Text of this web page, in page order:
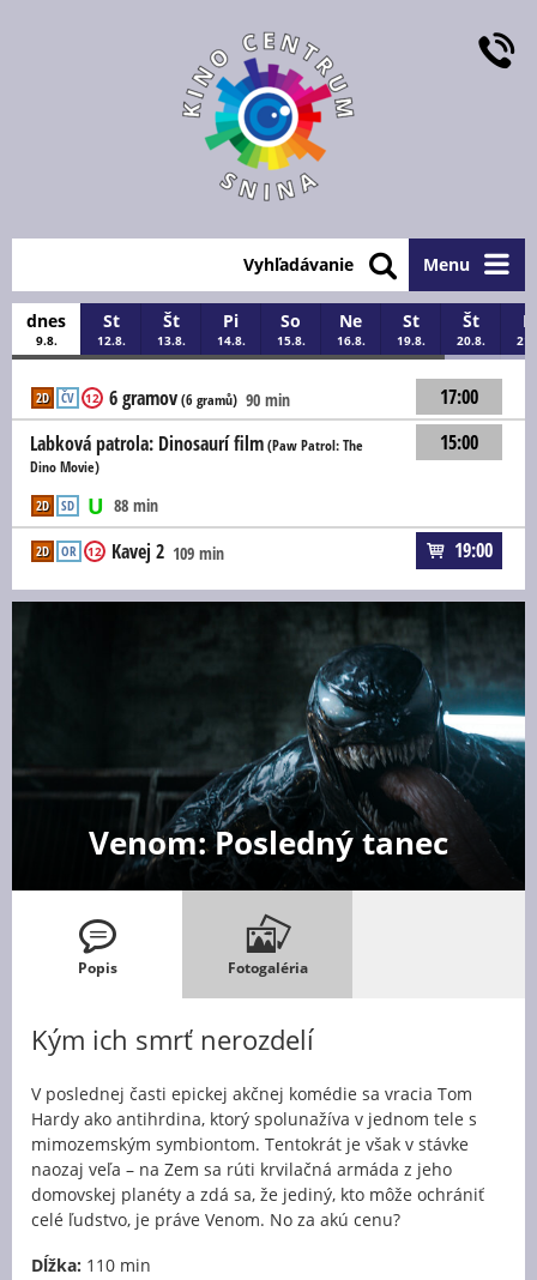
Menu
Vyhľadávanie
dnes
9.8.
St
12.8.
Št
13.8.
Pi
14.8.
So
15.8.
Ne
16.8.
St
19.8.
Št
20.8.
Pi
6 gramov(6 gramů) 90 min
2D ČV 12
17:00
Labková patrola: Dinosaurí film(Paw Patrol: The
Dino Movie)
88 min
2D SD
15:00
Kavej 2 109 min
2D OR 12 19:00
Venom: Posledný tanec
Popis Fotogaléria
Kým ich smrť nerozdelí
V poslednej časti epickej akčnej komédie sa vracia Tom
Hardy ako antihrdina, ktorý spolunažíva v jednom tele s
mimozemským symbiontom. Tentokrát je však v stávke
naozaj veľa – na Zem sa rúti krvilačná armáda z jeho
domovskej planéty a zdá sa, že jediný, kto môže ochrániť
celé ľudstvo, je práve Venom. No za akú cenu?
Dĺžka: 110 min